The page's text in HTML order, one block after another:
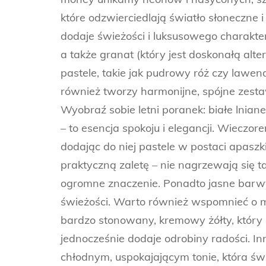
które odzwierciedlają światło
dodaje świeżości i luksusowego
a także granat (który jest doskonałą
pastele, takie jak pudrowy róż czy
również tworzy harmonijne, spójne
Wyobraź sobie letni poranek: białe
– to esencja spokoju i elegancji.
dodając do niej pastele w postaci
praktyczną zaletę – nie nagrzewają się
ogromne znaczenie. Ponadto jasne
świeżości. Warto również wspomnieć o
bardzo stonowany, kremowy żółty,
jednocześnie dodaje odrobiny radości.
chłodnym, uspokajającym tonie, która